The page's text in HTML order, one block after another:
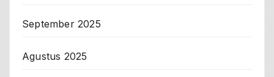
September 2025
Agustus 2025